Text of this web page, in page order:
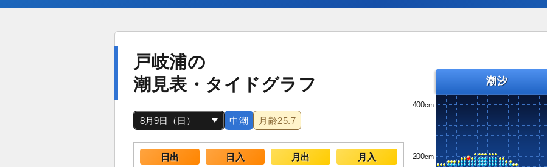
戸岐浦の
潮見表・タイドグラフ
中潮 月齢25.7
日出 日入 月出
月入
潮汐
400
200